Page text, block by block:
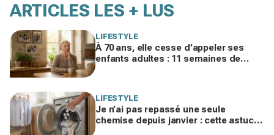
ARTICLES LES + LUS
LIFESTYLE
À 70 ans, elle cesse d’appeler ses
enfants adultes : 11 semaines de
LIFESTYLE
Je n’ai pas repassé une seule
chemise depuis janvier : cette astuce